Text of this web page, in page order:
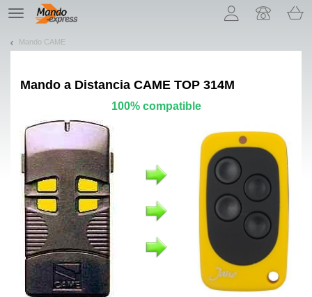
TE
navigation
Mando CAME
Mando a Distancia CAME TOP 314M
100% compatible
¡Permítenos presentarte nuestras cookies!